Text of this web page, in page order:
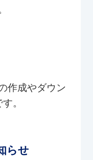
作成やダウン
。
らせ